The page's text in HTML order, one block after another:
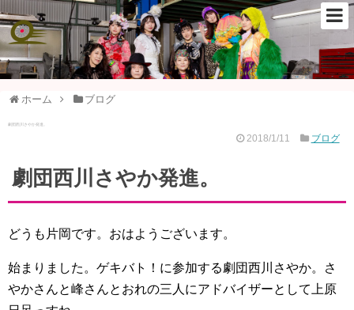
ホーム ブログ
劇団西川さやか発進。
2018/1/11 ブログ
劇団西川さやか発進。
どうも片岡です。おはようございます。
始まりました。ゲキバト！に参加する劇団西川さやか。さ
やかさんと峰さんとおれの三人にアドバイザーとして上原